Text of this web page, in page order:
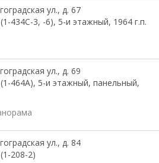
ул., д. 67
434С-3, -6), 5-и этажный, 1964 г.п.
ул., д. 69
464А), 5-и этажный, панельный,
ул., д. 84
208-2)